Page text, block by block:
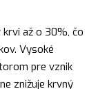
krvi až o 30%, čo
Vysoké
pre vznik
znižuje krvný